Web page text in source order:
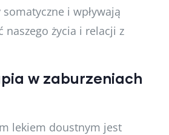
i wpływają
naszego życia i relacji z
w zaburzeniach
lekiem doustnym jest